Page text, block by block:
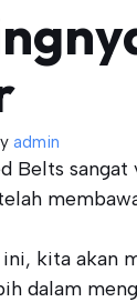
admin
Belts
kita akan
dalam